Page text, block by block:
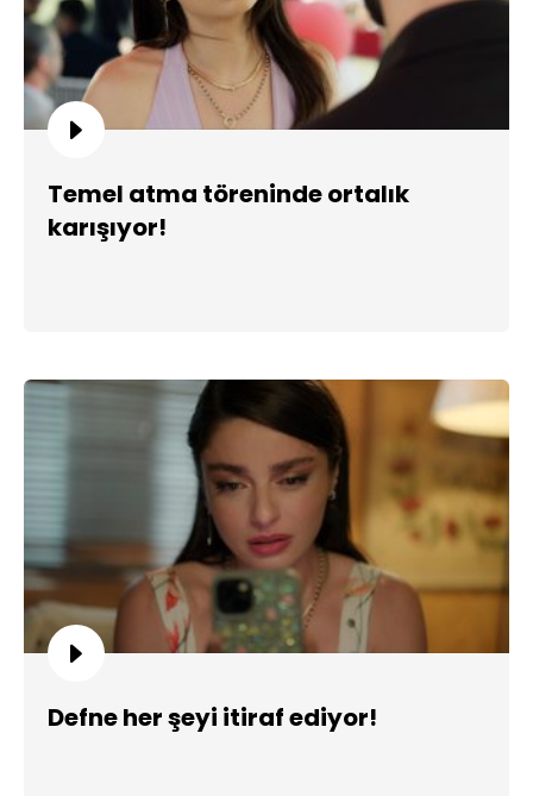
Temel atma töreninde ortalık
karışıyor!
Defne her şeyi itiraf ediyor!